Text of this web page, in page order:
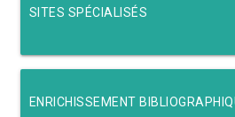
SITES SPÉCIALISÉS
ENRICHISSEMENT